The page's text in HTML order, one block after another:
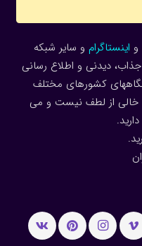
و اینستاگرام و سایر شبکه
دیدنی و اطلاع رسانی
کشورهای مختلف
خالی از لطف نیست و می